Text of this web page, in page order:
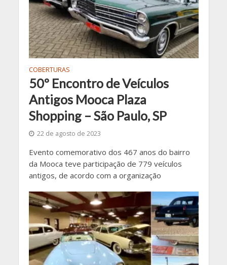
COBERTURAS
50º Encontro de Veículos
Antigos Mooca Plaza
Shopping – São Paulo, SP
22 de agosto de 2023
Evento comemorativo dos 467 anos do bairro
da Mooca teve participação de 779 veículos
antigos, de acordo com a organização